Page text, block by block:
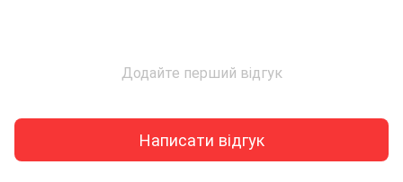
Додайте перший відгук
Написати відгук